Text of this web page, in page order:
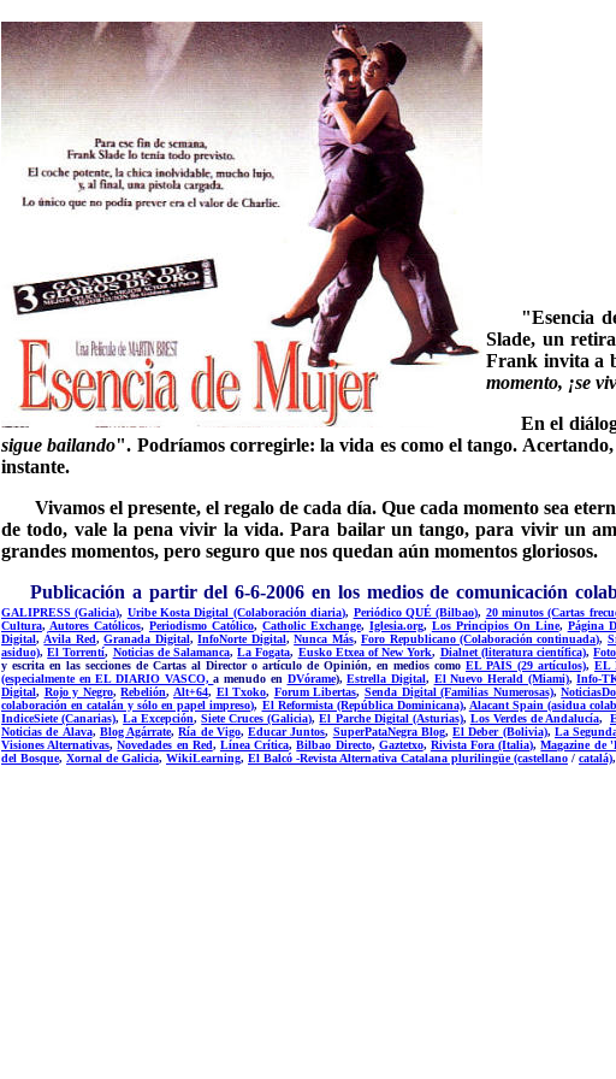
"Esencia
Slade, un
Frank invita a
momento, ¡se
En el
sigue bailando". Podríamos corregirle: la vida es como el tango.
instante.
Vivamos el presente, el regalo de cada día. Que cada momento sea
de todo, vale la pena vivir la vida. Para bailar un tango, para vivir un
grandes momentos, pero seguro que nos quedan aún momentos gloriosos.
Publicación a partir del 6-6-2006 en los medios de comunicación
GALIPRESS (Galicia), Uribe Kosta Digital (Colaboración diaria), Periódico QUÉ (Bilbao), 20 minutos (Cartas
Cultura, Autores Católicos, Periodismo Católico, Catholic Exchange, Iglesia.org, Los Principios On Line, Página
Digital,Ávila Red,Granada Digital,InfoNorte Digital,Nunca Más,Foro Republicano (Colaboración continuada),
asiduo),El Torrentí, Noticias de Salamanca,La Fogata, Eusko Etxea of New York, Dialnet (literatura científica),
y escrita en las secciones de Cartas al Director o artículo de Opinión, en medios como EL PAÍS (29 artículos), EL
(especialmente en EL DIARIO VASCO,a menudo en DVórame),Estrella Digital, El Nuevo Herald (Miami),Info-
Digital, Rojo y Negro,Rebelión, Alt+64, El Txoko, Forum Libertas, Senda Digital (Familias Numerosas),
colaboración en catalán y sólo en papel impreso), El Reformista (República Dominicana), Alacant Spain (asidua
IndiceSiete (Canarias),La Excepción,Siete Cruces (Galicia),El Parche Digital (Asturias), Los Verdes de Andalucía,
Noticias de Álava, Blog Agárrate,Ría de Vigo,Educar Juntos, SuperPataNegra Blog,El Deber (Bolivia), La
Visiones Alternativas,Novedades en Red, Línea Crítica,Bilbao Directo, Gaztetxo, Rivista Fora (Italia),Magazine de
del Bosque, Xornal de Galicia, WikiLearning, El Balcó -Revista Alternativa Catalana plurilingüe (castellano / catalá),